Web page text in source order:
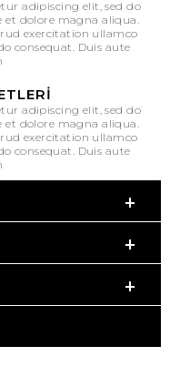
adipiscing elit, sed do
dolore magna aliqua.
exercitation ullamco
consequat. Duis aute
adipiscing elit, sed do
dolore magna aliqua.
exercitation ullamco
consequat. Duis aute